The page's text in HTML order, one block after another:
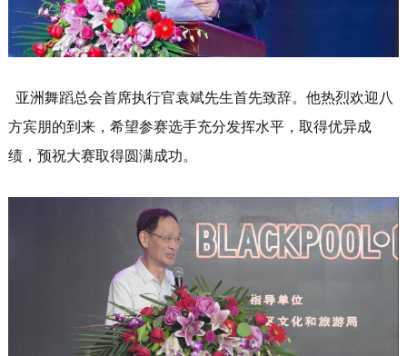
亚洲舞蹈总会首席执行官袁斌先生首先致辞。他热烈欢迎八
方宾朋的到来，希望参赛选手充分发挥水平，取得优异成
绩，预祝大赛取得圆满成功。